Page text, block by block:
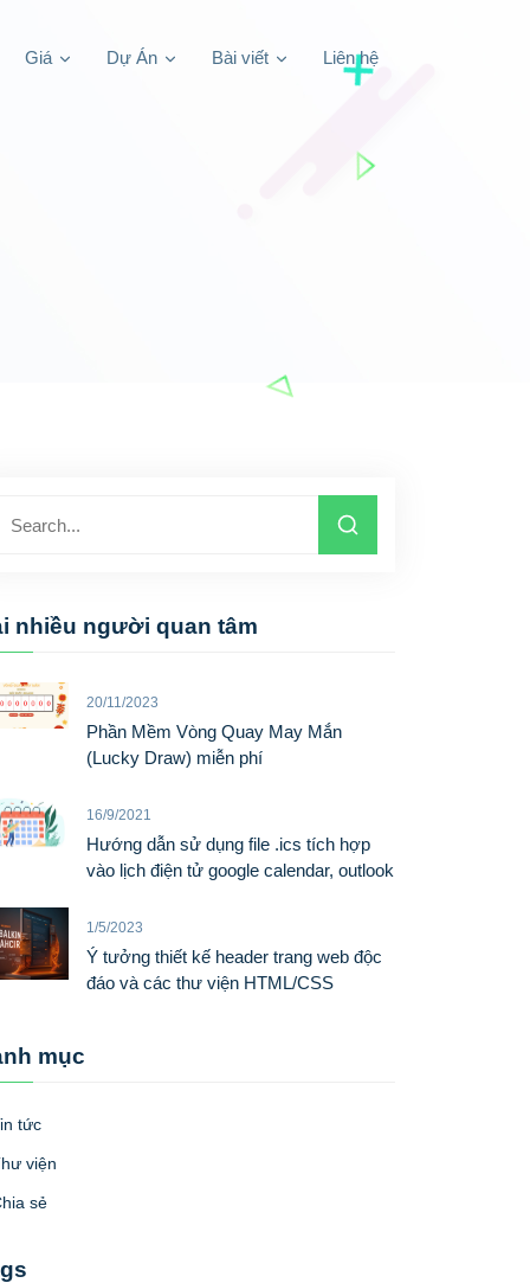
Giá Dự Án Bài viết Liên hệ
nhiều người quan tâm
20/11/2023
Phần Mềm Vòng Quay May Mắn
(Lucky Draw) miễn phí
16/9/2021
Hướng dẫn sử dụng file .ics tích hợp
vào lịch điện tử google calendar, outlook
1/5/2023
Ý tưởng thiết kế header trang web độc
đáo và các thư viện HTML/CSS
mục
tức
viện
sẻ